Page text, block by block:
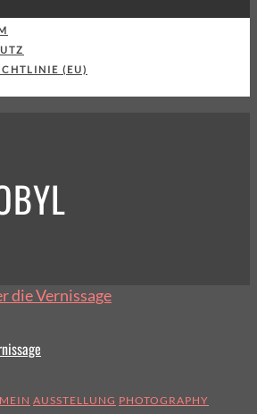
(EU)
AUSSTELLUNG PHOTOGRAPHY